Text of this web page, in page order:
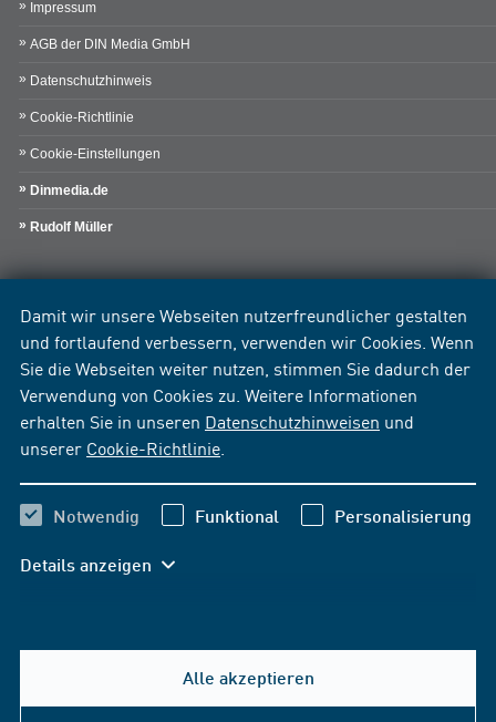
Damit wir unsere Webseiten nutzerfreundlicher gestalten
und fortlaufend verbessern, verwenden wir Cookies. Wenn
Sie die Webseiten weiter nutzen, stimmen Sie dadurch der
Verwendung von Cookies zu. Weitere Informationen
erhalten Sie in unseren Datenschutzhinweisen und
unserer Cookie-Richtlinie
Notwendig Funktional Personalisierung
Details anzeigen
Alle akzeptieren
Impressum
AGB der DIN Media GmbH
Datenschutzhinweis
Cookie-Richtlinie
Cookie-Einstellungen
Dinmedia.de
Rudolf Müller
Hilfe & Kontakt